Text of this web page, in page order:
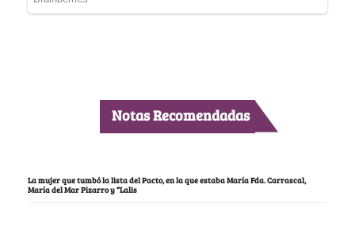
Notas Recomendadas
La mujer que tumbó la lista del Pacto, en la que estaba María Fda. Carrascal,
María del Mar Pizarro y “Lalis